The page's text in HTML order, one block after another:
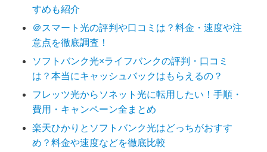
すめも紹介
＠スマート光の評判や口コミは？料金・速度や注
意点を徹底調査！
ソフトバンク光×ライフバンクの評判・口コミ
は？本当にキャッシュバックはもらえるの？
フレッツ光からソネット光に転用したい！手順・
費用・キャンペーン全まとめ
楽天ひかりとソフトバンク光はどっちがおすす
め？料金や速度などを徹底比較